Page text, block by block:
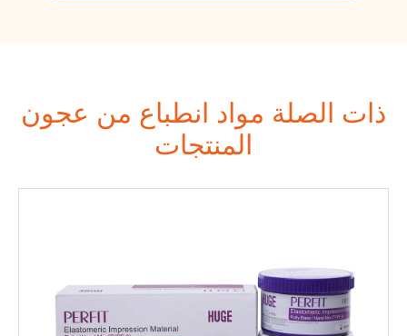
ذات الصلة مواد انطباع من عجون
المنتجات